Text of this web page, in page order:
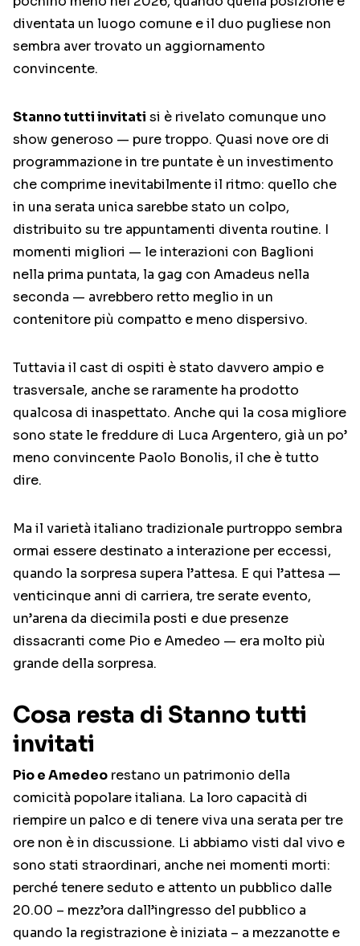
diventata un luogo comune e il duo pugliese non
sembra aver trovato un aggiornamento
convincente.
Stanno tutti invitati si è rivelato comunque uno
show generoso — pure troppo. Quasi nove ore di
programmazione in tre puntate è un investimento
che comprime inevitabilmente il ritmo: quello che
in una serata unica sarebbe stato un colpo,
distribuito su tre appuntamenti diventa routine. I
momenti migliori — le interazioni con Baglioni
nella prima puntata, la gag con Amadeus nella
seconda — avrebbero retto meglio in un
contenitore più compatto e meno dispersivo.
Tuttavia il cast di ospiti è stato davvero ampio e
trasversale, anche se raramente ha prodotto
qualcosa di inaspettato. Anche qui la cosa migliore
sono state le freddure di Luca Argentero, già un po’
meno convincente Paolo Bonolis, il che è tutto
dire.
Ma il varietà italiano tradizionale purtroppo sembra
ormai essere destinato a interazione per eccessi,
quando la sorpresa supera l’attesa. E qui l’attesa —
venticinque anni di carriera, tre serate evento,
un’arena da diecimila posti e due presenze
dissacranti come Pio e Amedeo — era molto più
grande della sorpresa.
Cosa resta di Stanno tutti
invitati
Pio e Amedeo restano un patrimonio della
comicità popolare italiana. La loro capacità di
riempire un palco e di tenere viva una serata per tre
ore non è in discussione. Li abbiamo visti dal vivo e
sono stati straordinari, anche nei momenti morti:
perché tenere seduto e attento un pubblico dalle
20.00 – mezz’ora dall’ingresso del pubblico a
quando la registrazione è iniziata – a mezzanotte e